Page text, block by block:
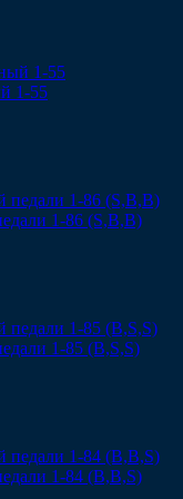
1-55
1-86 (S,B,B)
1-85 (B,S,S)
1-84 (B,B,S)